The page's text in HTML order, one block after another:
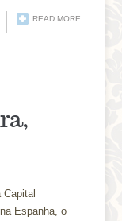
READ MORE
Espanha, o